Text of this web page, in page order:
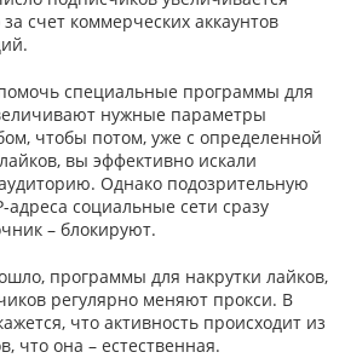
счет коммерческих аккаунтов
специальные программы для
нужные параметры
чтобы потом, уже с определенной
вы эффективно искали
Однако подозрительную
адреса социальные сети сразу
– блокируют.
программы для накрутки лайков,
регулярно меняют прокси. В
что активность происходит из
что она – естественная.